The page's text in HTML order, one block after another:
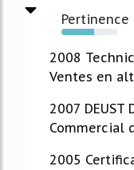
Pertinence
58%
2008
Ventes en
2007
Commercial
2005